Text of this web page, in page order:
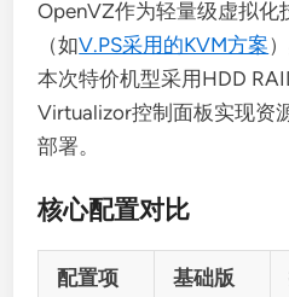
OpenVZ作为轻量级虚拟化
（如V.PS采用的KVM方案
本次特价机型采用HDD
Virtualizor控制面板实现资
部署。
核心配置对比
配置项 基础版